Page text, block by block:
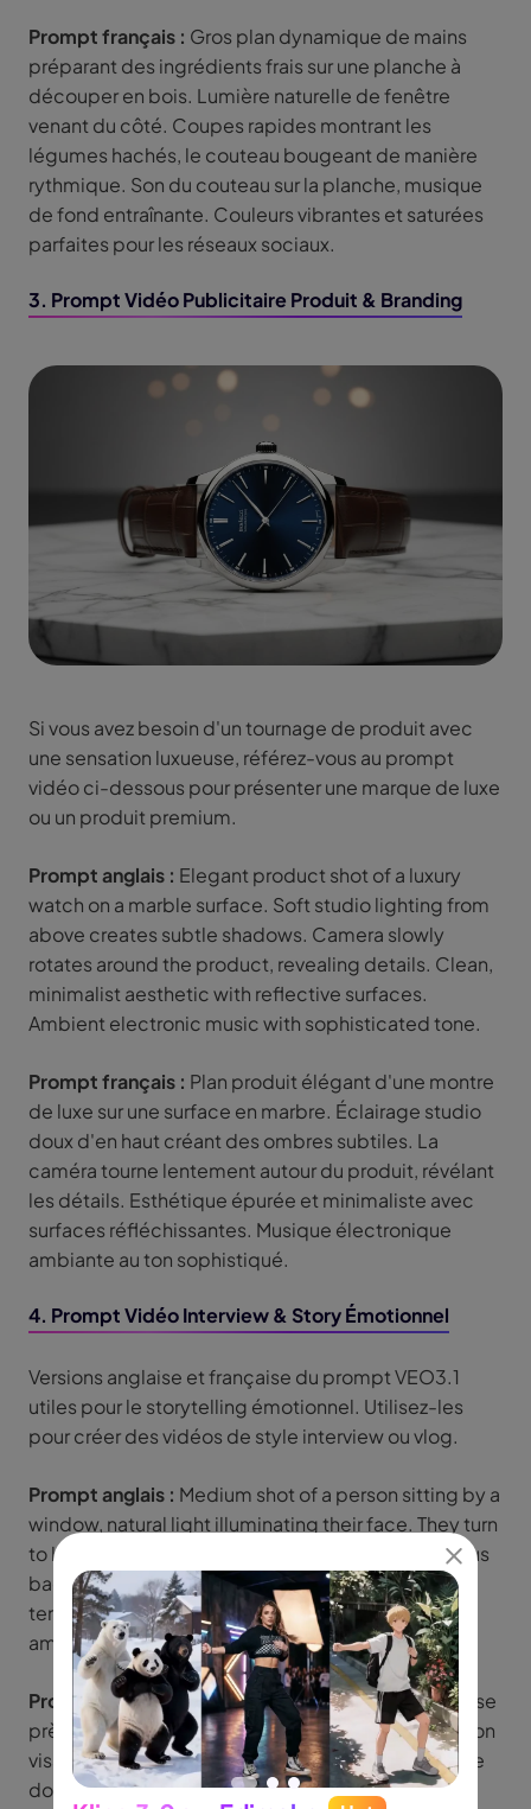
Prompt français : Gros plan dynamique de mains
préparant des ingrédients frais sur une planche à
découper en bois. Lumière naturelle de fenêtre
venant du côté. Coupes rapides montrant les
légumes hachés, le couteau bougeant de manière
rythmique. Son du couteau sur la planche, musique
de fond entraînante. Couleurs vibrantes et saturées
parfaites pour les réseaux sociaux.
3. Prompt Vidéo Publicitaire Produit & Branding
Si vous avez besoin d'un tournage de produit avec
une sensation luxueuse, référez-vous au prompt
vidéo ci-dessous pour présenter une marque de luxe
ou un produit premium.
Prompt anglais : Elegant product shot of a luxury
watch on a marble surface. Soft studio lighting from
above creates subtle shadows. Camera slowly
rotates around the product, revealing details. Clean,
minimalist aesthetic with reflective surfaces.
Ambient electronic music with sophisticated tone.
Prompt français : Plan produit élégant d'une montre
de luxe sur une surface en marbre. Éclairage studio
doux d'en haut créant des ombres subtiles. La
caméra tourne lentement autour du produit, révélant
les détails. Esthétique épurée et minimaliste avec
surfaces réfléchissantes. Musique électronique
ambiante au ton sophistiqué.
4. Prompt Vidéo Interview & Story Émotionnel
Versions anglaise et française du prompt VEO3.1
utiles pour le storytelling émotionnel. Utilisez-les
pour créer des vidéos de style interview ou vlog.
Prompt anglais : Medium shot of a person sitting by a
window, natural light illuminating their face. They turn
to look at the camera with a gentle smile. Soft focus
background with bokeh effect. Warm color
temperature creating intimate atmosphere. Quiet
ambient sounds, perhaps distant traffic or birds.
Prompt français :Plan moyen d'une personne assise
près d'une fenêtre, la lumière naturelle illuminant son
visage. Elle se tourne vers la caméra avec un sourire
doux. Arrière-plan en flou artistique avec effet